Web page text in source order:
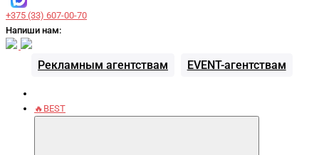
+375 (33) 607-00-70
Напиши нам:
Рекламным агентствам EVENT-агентствам
🔥BEST